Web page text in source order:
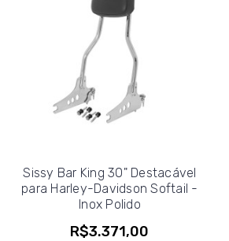
Sissy Bar King 30" Destacável
para Harley-Davidson Softail -
Inox Polido
R$3.371,00